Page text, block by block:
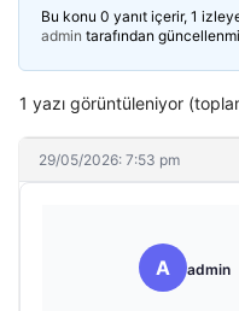
Bu konu 0 yanıt içerir, 1
admin tarafından
1 yazı görüntüleniyor
29/05/2026: 7:53 pm
A admin